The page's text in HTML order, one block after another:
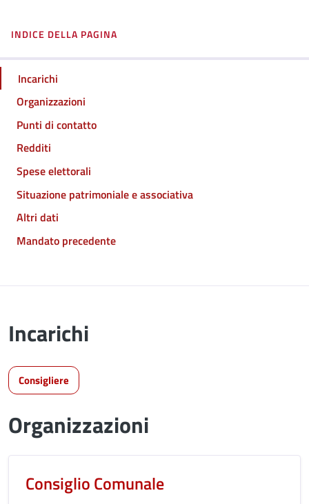
INDICE DELLA PAGINA
Incarichi
Organizzazioni
Punti di contatto
Redditi
Spese elettorali
Situazione patrimoniale e associativa
Altri dati
Mandato precedente
Incarichi
Consigliere
Organizzazioni
Consiglio Comunale